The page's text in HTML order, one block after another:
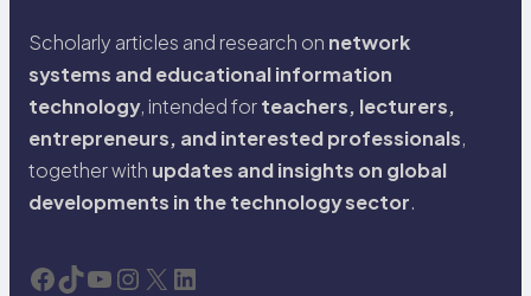
Scholarly articles and research on network
systems and educational information
technology, intended forteachers, lecturers,
entrepreneurs, and interested professionals,
together with updates and insights on global
developments in the technology sector.
Facebook TikTok YouTube Instagram X LinkedIn